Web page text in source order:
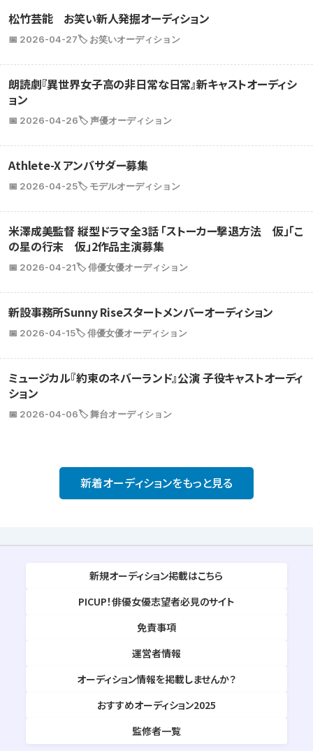
松竹芸能 お笑い新人発掘オーディション
📅 2026-04-27🏷️ お笑いオーディション
朗読劇『異世界女子高の非日常な日常』新キャストオーディシ
ョン
📅 2026-04-26🏷️ 声優オーディション
Athlete-X アンバサダー募集
📅 2026-04-25🏷️ モデルオーディション
米澤成美監督 縦型ドラマ全3話 「ストーカー撃退方法 仮」「こ
の星の行末 仮」2作品主演募集
📅 2026-04-21🏷️ 俳優女優オーディション
新設事務所Sunny Riseスタートメンバーオーディション
📅 2026-04-15🏷️ 俳優女優オーディション
ミュージカル『約束のネバーランド』公演 子役キャストオーディ
ション
📅 2026-04-06🏷️ 舞台オーディション
新着オーディションをもっと見る
新規オーディション掲載はこちら
PICUP！俳優女優志望者必見のサイト
免責事項
運営者情報
オーディション情報を掲載しませんか？
おすすめオーディション2025
監修者一覧